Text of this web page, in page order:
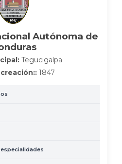
Autónoma de
Tegucigalpa
1847